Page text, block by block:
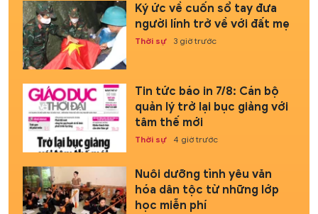
Ký ức về cuốn sổ tay đưa
người lính trở về với đất mẹ
Thời sự 3 giờ trước
Tin tức báo in 7/8: Cán bộ
quản lý trở lại bục giảng với
tâm thế mới
Thời sự 4 giờ trước
Nuôi dưỡng tình yêu văn
hóa dân tộc từ những lớp
học miễn phí